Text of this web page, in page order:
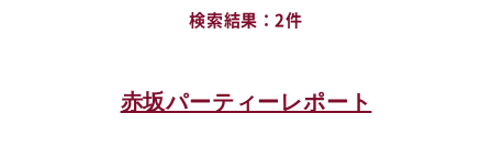
検索結果 2件
赤坂パーティーレポート